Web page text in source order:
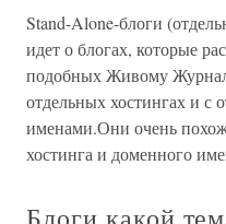
Stand-Alone-блоги
идет о блогах, которые
подобных Живому
отдельных хостингах и
именами.Они очень
хостинга и доменного